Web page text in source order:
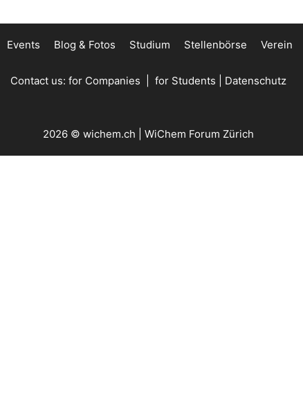
Events Blog & Fotos Studium Stellenbörse Verein
Contact us: for Companies for Students Datenschutz
2026 © wichem.ch | WiChem Forum Zürich